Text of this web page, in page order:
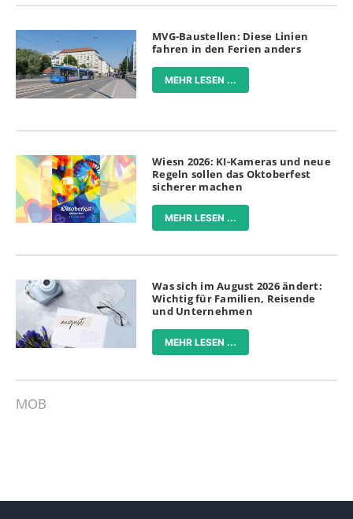
MVG-Baustellen: Diese Linien
fahren in den Ferien anders
MEHR LESEN ...
Wiesn 2026: KI-Kameras und neue
Regeln sollen das Oktoberfest
sicherer machen
MEHR LESEN ...
Was sich im August 2026 ändert:
Wichtig für Familien, Reisende
und Unternehmen
MEHR LESEN ...
MOB